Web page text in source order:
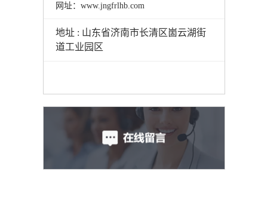
网址：www.jngfrlhb.com
地址 : 山东省济南市长清区崮云湖街
道工业园区